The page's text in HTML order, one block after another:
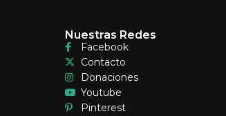
Nuestras Redes
Facebook
Contacto
Donaciones
Youtube
Pinterest